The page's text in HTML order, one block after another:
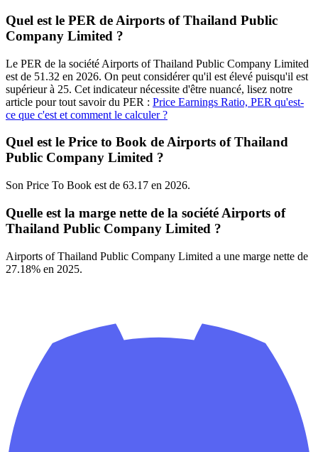
Quel est le PER de Airports of Thailand Public
Company Limited ?
Le PER de la société Airports of Thailand Public Company Limited
est de 51.32 en 2026. On peut considérer qu'il est élevé puisqu'il est
supérieur à 25. Cet indicateur nécessite d'être nuancé, lisez notre
article pour tout savoir du PER : Price Earnings Ratio, PER qu'est-
ce que c'est et comment le calculer ?
Quel est le Price to Book de Airports of Thailand
Public Company Limited ?
Son Price To Book est de 63.17 en 2026.
Quelle est la marge nette de la société Airports of
Thailand Public Company Limited ?
Airports of Thailand Public Company Limited a une marge nette de
27.18% en 2025.